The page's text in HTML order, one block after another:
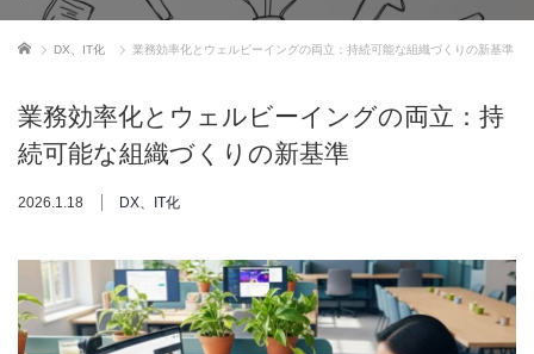
ホーム DX、IT化 業務効率化とウェルビーイングの両立：持続可能な組織づくりの新基準
業務効率化とウェルビーイングの両立：持
続可能な組織づくりの新基準
2026.1.18 DX、IT化